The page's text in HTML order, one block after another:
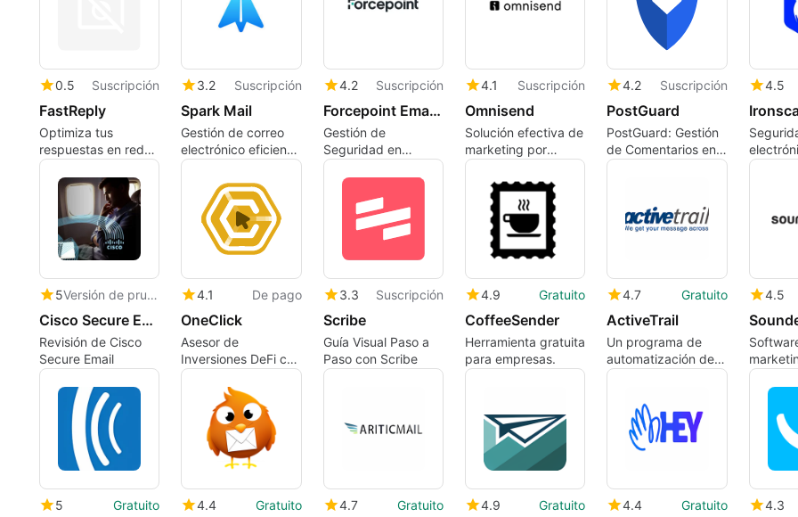
0.5 Suscripción
FastReply
Optimiza tus
respuestas en redes
sociales con
FastReply
3.2 Suscripción
Spark Mail
Gestión de correo
electrónico eficiente
con Spark Mail
4.2 Suscripción
Forcepoint Email DLP
Gestión de
Seguridad en
Correos Electrónicos
4.1 Suscripción
Omnisend
Solución efectiva de
marketing por
correo electrónico y
SMS
4.2 Suscripción
PostGuard
PostGuard: Gestión
de Comentarios en
Redes Sociales
4.5
con IA
5 Versión de prueba
Cisco Secure Email
Revisión de Cisco
Secure Email
4.1 De pago
OneClick
Asesor de
Inversiones DeFi con
IA
3.3 Suscripción
Scribe
Guía Visual Paso a
Paso con Scribe
4.9 Gratuito
CoffeeSender
Herramienta gratuita
para empresas.
4.7 Gratuito
ActiveTrail
Un programa de
automatización de
correo electrónico
todos los tamaños.
4.5
para las
5 Gratuito 4.4 Gratuito 4.7 Gratuito 4.9 Gratuito 4.4 Gratuito 4.3